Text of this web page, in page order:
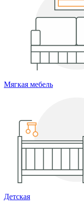
Мягкая мебель
Детская